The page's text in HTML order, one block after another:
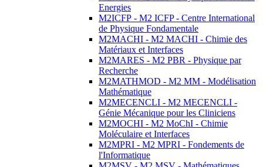
Energies
M2ICFP - M2 ICFP - Centre International
de Physique Fondamentale
M2MACHI - M2 MACHI - Chimie des
Matériaux et Interfaces
M2MARES - M2 PBR - Physique par
Recherche
M2MATHMOD - M2 MM - Modélisation
Mathématique
M2MECENCLI - M2 MECENCLI -
Génie Mécanique pour les Cliniciens
M2MOCHI - M2 MoChI - Chimie
Moléculaire et Interfaces
M2MPRI - M2 MPRI - Fondements de
l'Informatique